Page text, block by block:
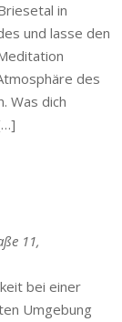
in
und lasse den
des
Was dich
11,
bei einer
Umgebung